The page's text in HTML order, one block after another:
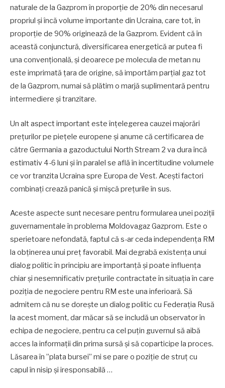
naturale de la Gazprom în proporție de 20% din necesarul
propriul și încă volume importante din Ucraina, care tot, în
proporție de 90% originează de la Gazprom. Evident că în
această conjunctură, diversificarea energetică ar putea fi
una convențională, și deoarece pe molecula de metan nu
este imprimată țara de origine, să importăm parțial gaz tot
de la Gazprom, numai să plătim o marjă suplimentară pentru
intermediere și tranzitare.
Un alt aspect important este înțelegerea cauzei majorări
prețurilor pe piețele europene și anume că certificarea de
către Germania a gazoductului North Stream 2 va dura încă
estimativ 4-6 luni și în paralel se află în incertitudine volumele
ce vor tranzita Ucraina spre Europa de Vest. Acești factori
combinați crează panică și mișcă prețurile în sus.
Aceste aspecte sunt necesare pentru formularea unei poziții
guvernamentale în problema Moldovagaz Gazprom. Este o
sperietoare nefondată, faptul că s-ar ceda independența RM
la obținerea unui preț favorabil. Mai degrabă existența unui
dialog politic în principiu are importanță și poate influența
chiar și nesemnificativ prețurile contractate în situația în care
poziția de negociere pentru RM este una inferioară. Să
admitem că nu se dorește un dialog politic cu Federația Rusă
la acest moment, dar măcar să se includă un observator în
echipa de negociere, pentru ca cel puțin guvernul să aibă
acces la informații din prima sursă și să coparticipe la proces.
Lăsarea în ”plata bursei” mi se pare o poziție de struț cu
capul în nisip și iresponsabilă …